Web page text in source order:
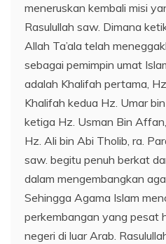
meneruskan kembali misi
Rasulullah saw. Dimana
Allah Ta’ala telah
sebagai pemimpin umat
adalah Khalifah pertama,
Khalifah kedua Hz. Umar
ketiga Hz. Usman Bin
Hz. Ali bin Abi Tholib, ra.
saw. begitu penuh berkat
dalam mengembangkan
Sehingga Agama Islam
perkembangan yang pesat
negeri di luar Arab.